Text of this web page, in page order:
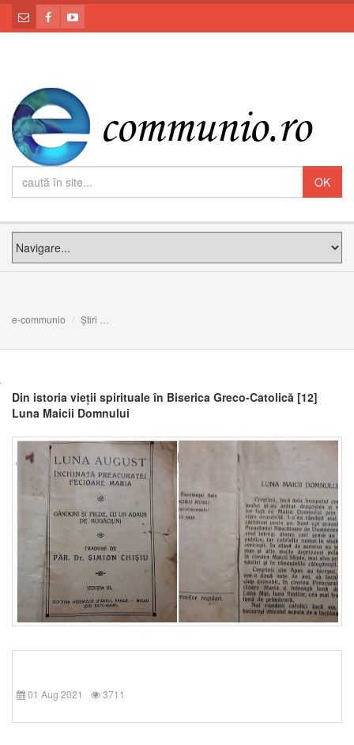
e-communio Știri
Din istoria vieții spirituale în Biserica Greco-Catolică [12]
Luna Maicii Domnului
01 Aug 2021 3711